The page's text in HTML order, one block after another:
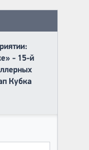
- 15-й
Кубка